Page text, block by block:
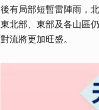
後有局部短暫雷陣雨，
東北部、東部及各山區
對流將更加旺盛。